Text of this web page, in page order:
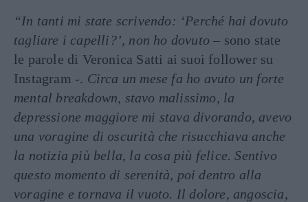
“In tanti mi state scrivendo: ‘Perché hai dovuto
tagliare i capelli?’, non ho dovuto – sono state
le parole di Veronica Satti ai suoi follower su
Instagram -. Circa un mese fa ho avuto un forte
mental breakdown, stavo malissimo, la
depressione maggiore mi stava divorando, avevo
una voragine di oscurità che risucchiava anche
la notizia più bella, la cosa più felice. Sentivo
questo momento di serenità, poi dentro alla
voragine e tornava il vuoto. Il dolore, angoscia,